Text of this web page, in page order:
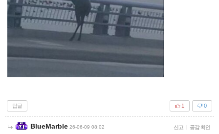
답글 0
1
BlueMarble 26-06-09 08:02 신고 | 공감 확인